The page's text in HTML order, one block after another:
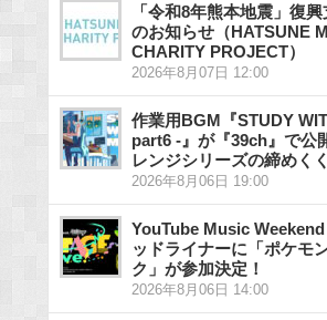
「令和8年熊本地震」復
のお知らせ（HATSUNE
CHARITY PROJECT）
2026年8月07日 12:00
作業用BGM『STUDY
part6 -』が『39ch』で公
レンジシリーズの締めく
2026年8月06日 19:00
YouTube Music
ッドライナーに「ポケモ
ク」が参加決定！
2026年8月06日 14:00